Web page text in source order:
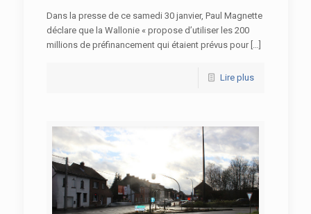
Dans la presse de ce samedi 30 janvier, Paul Magnette
déclare que la Wallonie « propose d’utiliser les 200
millions de préfinancement qui étaient prévus pour […]
Lire plus